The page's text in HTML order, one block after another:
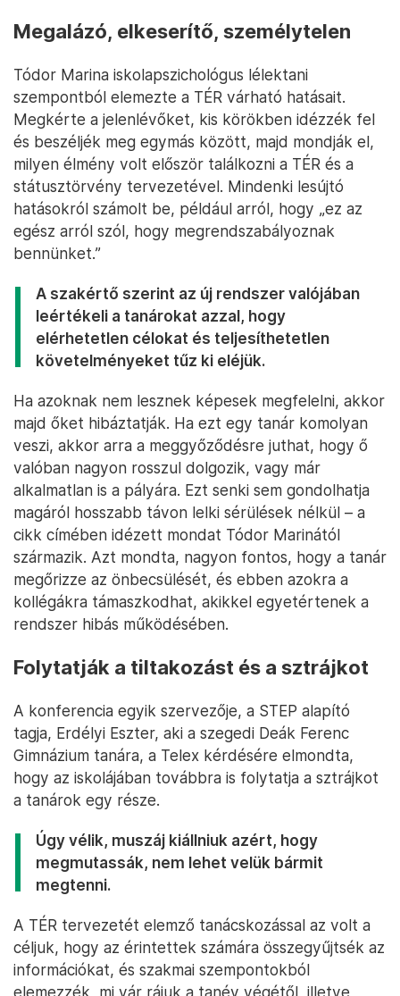
Megalázó, elkeserítő, személytelen
Tódor Marina iskolapszichológus lélektani
szempontból elemezte a TÉR várható hatásait.
Megkérte a jelenlévőket, kis körökben idézzék fel
és beszéljék meg egymás között, majd mondják el,
milyen élmény volt először találkozni a TÉR és a
státusztörvény tervezetével. Mindenki lesújtó
hatásokról számolt be, például arról, hogy „ez az
egész arról szól, hogy megrendszabályoznak
bennünket.”
A szakértő szerint az új rendszer valójában
leértékeli a tanárokat azzal, hogy
elérhetetlen célokat és teljesíthetetlen
követelményeket tűz ki eléjük.
Ha azoknak nem lesznek képesek megfelelni, akkor
majd őket hibáztatják. Ha ezt egy tanár komolyan
veszi, akkor arra a meggyőződésre juthat, hogy ő
valóban nagyon rosszul dolgozik, vagy már
alkalmatlan is a pályára. Ezt senki sem gondolhatja
magáról hosszabb távon lelki sérülések nélkül – a
cikk címében idézett mondat Tódor Marinától
származik. Azt mondta, nagyon fontos, hogy a tanár
megőrizze az önbecsülését, és ebben azokra a
kollégákra támaszkodhat, akikkel egyetértenek a
rendszer hibás működésében.
Folytatják a tiltakozást és a sztrájkot
A konferencia egyik szervezője, a STEP alapító
tagja, Erdélyi Eszter, aki a szegedi Deák Ferenc
Gimnázium tanára, a Telex kérdésére elmondta,
hogy az iskolájában továbbra is folytatja a sztrájkot
a tanárok egy része.
Úgy vélik, muszáj kiállniuk azért, hogy
megmutassák, nem lehet velük bármit
megtenni.
A TÉR tervezetét elemző tanácskozással az volt a
céljuk, hogy az érintettek számára összegyűjtsék az
információkat, és szakmai szempontokból
elemezzék, mi vár rájuk a tanév végétől, illetve